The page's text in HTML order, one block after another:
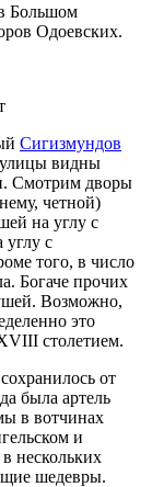
Большом
Одоевских.
Сигизмундов
видны
Смотрим дворы
четной)
на углу с
углу с
того, в число
Богаче прочих
Возможно,
это
столетием.
от
была артель
в вотчинах
и
нескольких
шедевры.